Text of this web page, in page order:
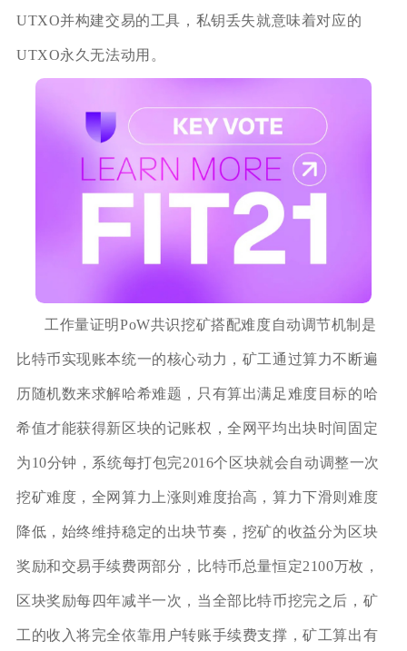
UTXO并构建交易的工具，私钥丢失就意味着对应的
UTXO永久无法动用。
工作量证明PoW共识挖矿搭配难度自动调节机制是
比特币实现账本统一的核心动力，矿工通过算力不断遍
历随机数来求解哈希难题，只有算出满足难度目标的哈
希值才能获得新区块的记账权，全网平均出块时间固定
为10分钟，系统每打包完2016个区块就会自动调整一次
挖矿难度，全网算力上涨则难度抬高，算力下滑则难度
降低，始终维持稳定的出块节奏，挖矿的收益分为区块
奖励和交易手续费两部分，比特币总量恒定2100万枚，
区块奖励每四年减半一次，当全部比特币挖完之后，矿
工的收入将完全依靠用户转账手续费支撑，矿工算出有